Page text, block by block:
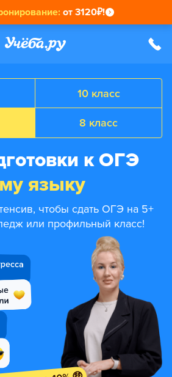
10 класс
8 класс
к ОГЭ
языку
чтобы сдать ОГЭ на 5+
или профильный класс!
от 3120₽!